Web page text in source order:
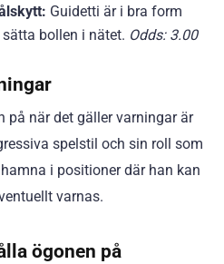
Guidetti är i bra form
bollen i nätet. Odds: 3.00
på när det gäller varningar är
spelstil och sin roll som
i positioner där han kan
varnas.
ögonen på